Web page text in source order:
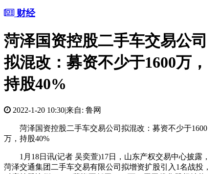
财经
菏泽国资控股二手车交易公司
拟混改：募资不少于1600万，
持股40%
2022-1-20 10:30|来自: 鲁网
菏泽国资控股二手车交易公司拟混改：募资不少于1600
万，持股40%
1月18日讯(记者 吴奕萱)17日，山东产权交易中心披露，
菏泽交通集团二手车交易有限公司拟增资扩股引入1名战投，